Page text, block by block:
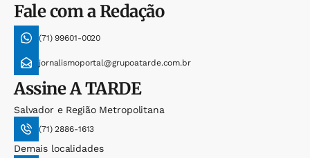
Fale com a Redação
(71) 99601-0020
jornalismoportal@grupoatarde.com.br
AssineA TARDE
Salvador e Região Metropolitana
(71) 2886-1613
Demais localidades